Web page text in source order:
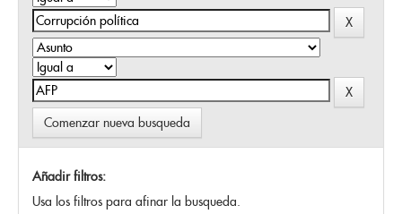
Comenzar nueva busqueda
Añadir filtros:
Usa los filtros para afinar la busqueda.